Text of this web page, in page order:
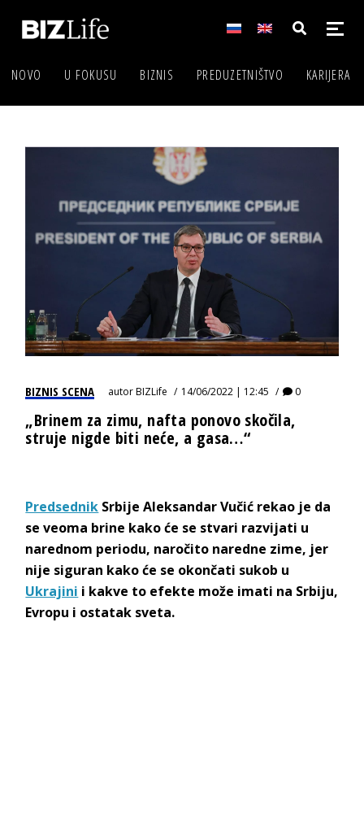
NOVO U FOKUSU BIZNIS PREDUZETNIŠTVO KARIJERA
BIZNIS SCENA autorBIZLife 14/06/2022 | 12:45 0
„Brinem za zimu, nafta ponovo skočila,
struje nigde biti neće, a gasa…“
Predsednik Srbije Aleksandar Vučić rekao je da
se veoma brine kako će se stvari razvijati u
narednom periodu, naročito naredne zime, jer
nije siguran kako će se okončati sukob u
Ukrajini i kakve to efekte može imati na Srbiju,
Evropu i ostatak sveta.